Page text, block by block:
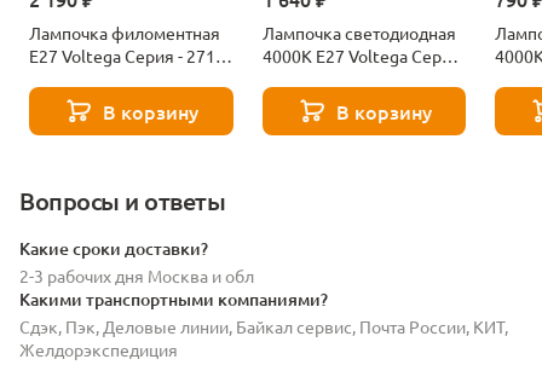
Лампочка филоментная
Е27 Voltega Серия - 271
В корзину
Лампочка светодиодная
4000К Е27 Voltega Серия
В корзину
Вопросы и ответы
Какие сроки доставки?
2-3 рабочих дня Москва и обл
Какими транспортными компаниями?
Сдэк, Пэк, Деловые линии, Байкал сервис, Почта России, КИТ,
Желдорэкспедиция